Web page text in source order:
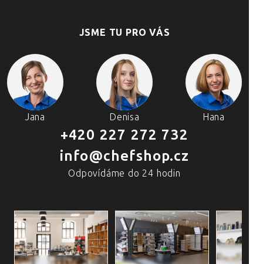
JSME TU PRO VÁS
Jana Denisa Hana
+420 227 272 732
info@chefshop.cz
Odpovídáme do 24 hodin